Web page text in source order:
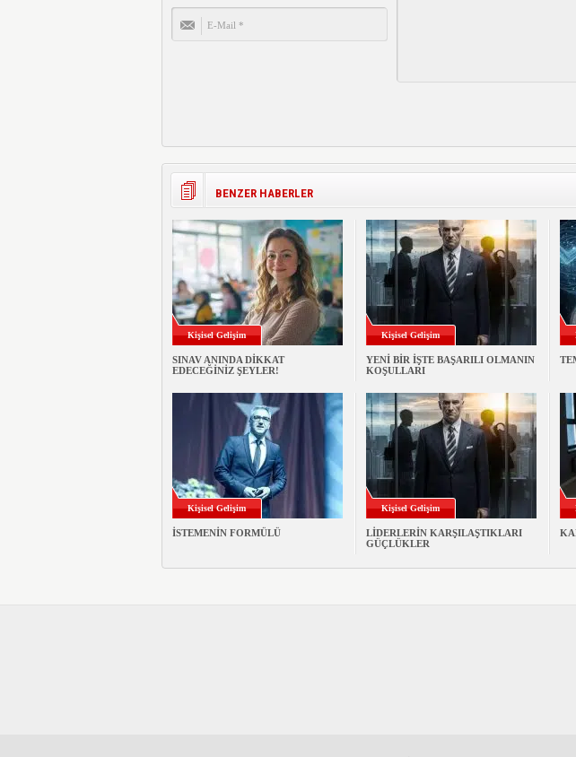
BENZER HABERLER
Kişisel Gelişim
SINAV ANINDA DİKKAT
EDECEĞİNİZ ŞEYLER!
Kişisel Gelişim
YENİ BİR İŞTE BAŞARILI OLMANIN
KOŞULLARI
Kişisel Gelişim
İSTEMENİN FORMÜLÜ
Kişisel Gelişim
LİDERLERİN KARŞILAŞTIKLARI
GÜÇLÜKLER